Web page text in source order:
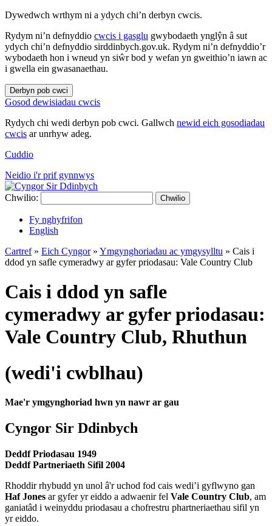
Dywedwch wrthym ni a ydych chi’n derbyn cwcis.
Rydym ni’n defnyddio cwcis i gasglu gwybodaeth ynglŷn â sut
ydych chi’n defnyddio sirddinbych.gov.uk. Rydym ni’n defnyddio’r
wybodaeth hon i wneud yn siŵr bod y wefan yn gweithio’n iawn ac
i gwella ein gwasanaethau.
Derbyn pob cwci
Gosod dewisiadau cwcis
Rydych chi wedi derbyn pob cwci. Gallwch newid eich gosodiadau
cwcis ar unrhyw adeg.
Cuddio
Neidio i'r prif gynnwys
Chwilio: Chwilio
Fy nghyfrifon
English
Cartref» Eich Cyngor» Ymgynghoriadau ac ymgysylltu » Cais i
ddod yn safle cymeradwy ar gyfer priodasau: Vale Country Club
Cais i ddod yn safle
cymeradwy ar gyfer priodasau:
Vale Country Club, Rhuthun
(wedi'i cwblhau)
Mae'r ymgynghoriad hwn yn nawr ar gau
Cyngor Sir Ddinbych
Deddf Priodasau 1949
Deddf Partneriaeth Sifil 2004
Rhoddir rhybudd yn unol â'r uchod fod cais wedi’i gyflwyno gan
Haf Jones ar gyfer yr eiddo a adwaenir fel Vale Country Club, am
ganiatâd i weinyddu priodasau a chofrestru phartneriaethau sifil yn
yr eiddo.